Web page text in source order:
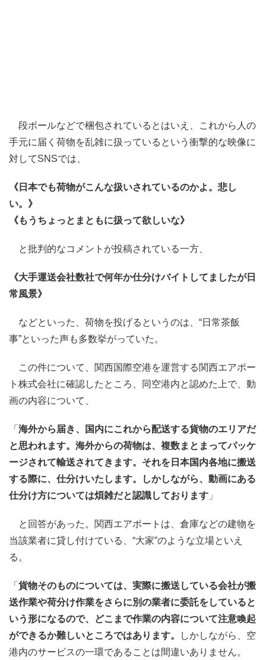
段ボールなどで梱包されているとはいえ、これから人の
手元に届く荷物を乱雑に扱っているという衝撃的な映像に
対してSNSでは、
《日本でも荷物がこんな扱いされているのかよ。悲し
い。》
《もうちょっとまともに扱って欲しいな》
と批判的なコメントが投稿されている一方、
《大手運送会社数社で何年か仕分けバイトしてましたが日
常風景》
などといった、荷物を投げるというのは、“日常茶飯
事”といった声も多数挙がっていた。
この件について、関西国際空港を運営する関西エアポー
ト株式会社に確認したところ、同空港内と認めた上で、動
画の内容について、
「 海外から届き、国内にこれから配送する貨物のエリアだ
と思われます。海外からの荷物は、複数まとまってパッケ
ージされて輸送されてきます。それを日本国内各地に搬送
する際に、仕分けいたします。しかしながら、動画にある
仕分け方については煩雑だと認識しております 」
と回答があった。関西エアポートは、倉庫などの建物を
当該業者に貸し付けている、“大家”のような立場といえ
る。
「 貨物そのものについては、実際に搬送している会社が搬
送作業や荷分け作業をさらに別の業者に委託をしていると
いう形になるので、どこまで作業の内容について注意喚起
ができるか難しいところではあります。
しかしながら、空
港内のサービスの一環であることは間違いありません。